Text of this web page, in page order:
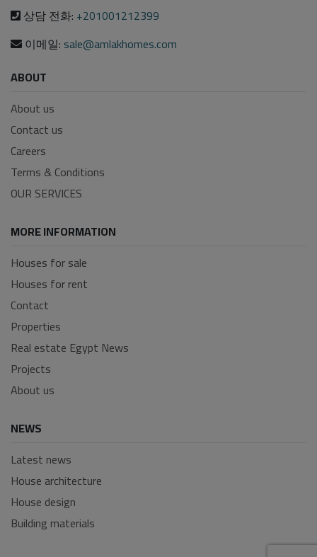
상담 전화: +201001212399
이메일: sale@amlakhomes.com
ABOUT
About us
Contact us
Careers
Terms & Conditions
OUR SERVICES
MORE INFORMATION
Houses for sale
Houses for rent
Contact
Properties
Real estate Egypt News
Projects
About us
NEWS
Latest news
House architecture
House design
Building materials